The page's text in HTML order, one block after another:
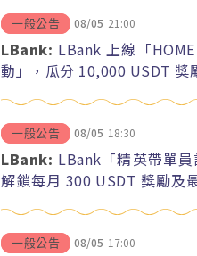
一般公告 08/05 21:00
LBank: LBank 上線「
動」，瓜分 10,000 USDT 獎
一般公告 08/05 18:30
LBank: LBank「精英帶單員
解鎖每月 300 USDT 獎勵及
一般公告 08/05 17:00